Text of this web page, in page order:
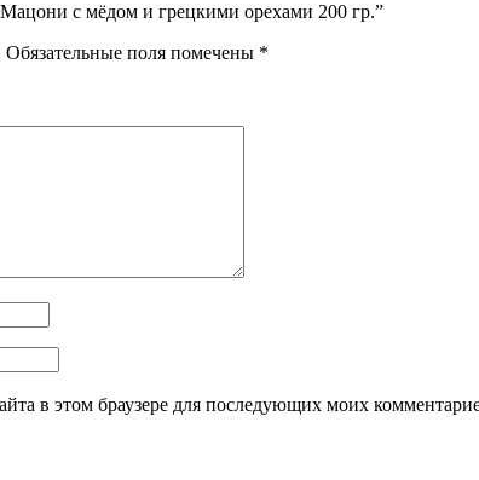
с мёдом и грецкими орехами 200 гр.”
Обязательные поля помечены *
в этом браузере для последующих моих